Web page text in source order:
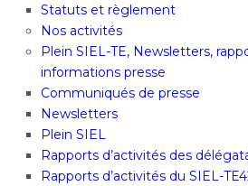
Statuts et règlement
Nos activités
Plein SIEL-TE, Newsletters,
informations presse
Communiqués de presse
Newsletters
Plein SIEL
Rapports d’activités des
Rapports d’activités du SIEL-